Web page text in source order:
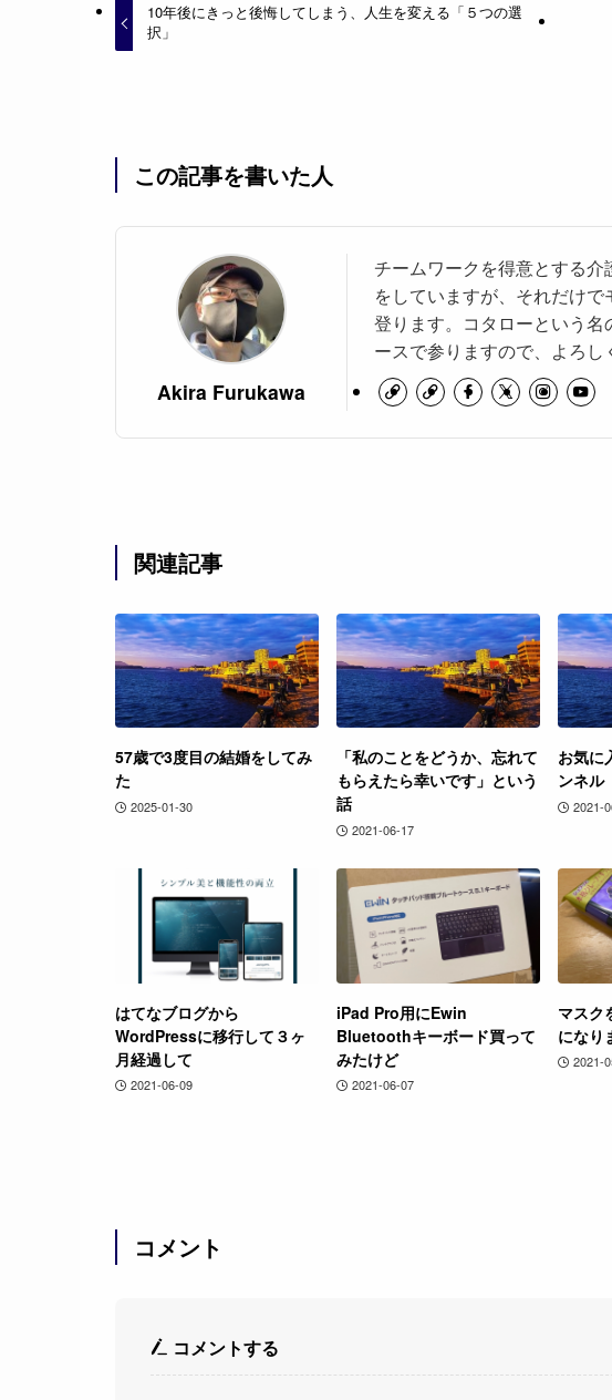
10年後にきっと後悔してしまう、人生を変える「５つの選
択」
この記事を書いた人
Akira Furukawa
チームワークを得意とする
をしていますが、それだけ
登ります。コタローという
ースで参りますので、よろし
関連記事
57歳で3度目の結婚をしてみ
た
2025-01-30
「私のことをどうか、忘れて
もらえたら幸いです」という
話
2021-06-17
お気に
ンネル
2021-
はてなブログから
WordPressに移行して３ヶ
月経過して
2021-06-09
iPad Pro用にEwin
Bluetoothキーボード買って
みたけど
2021-06-07
マスク
になり
2021-
コメント
コメントする